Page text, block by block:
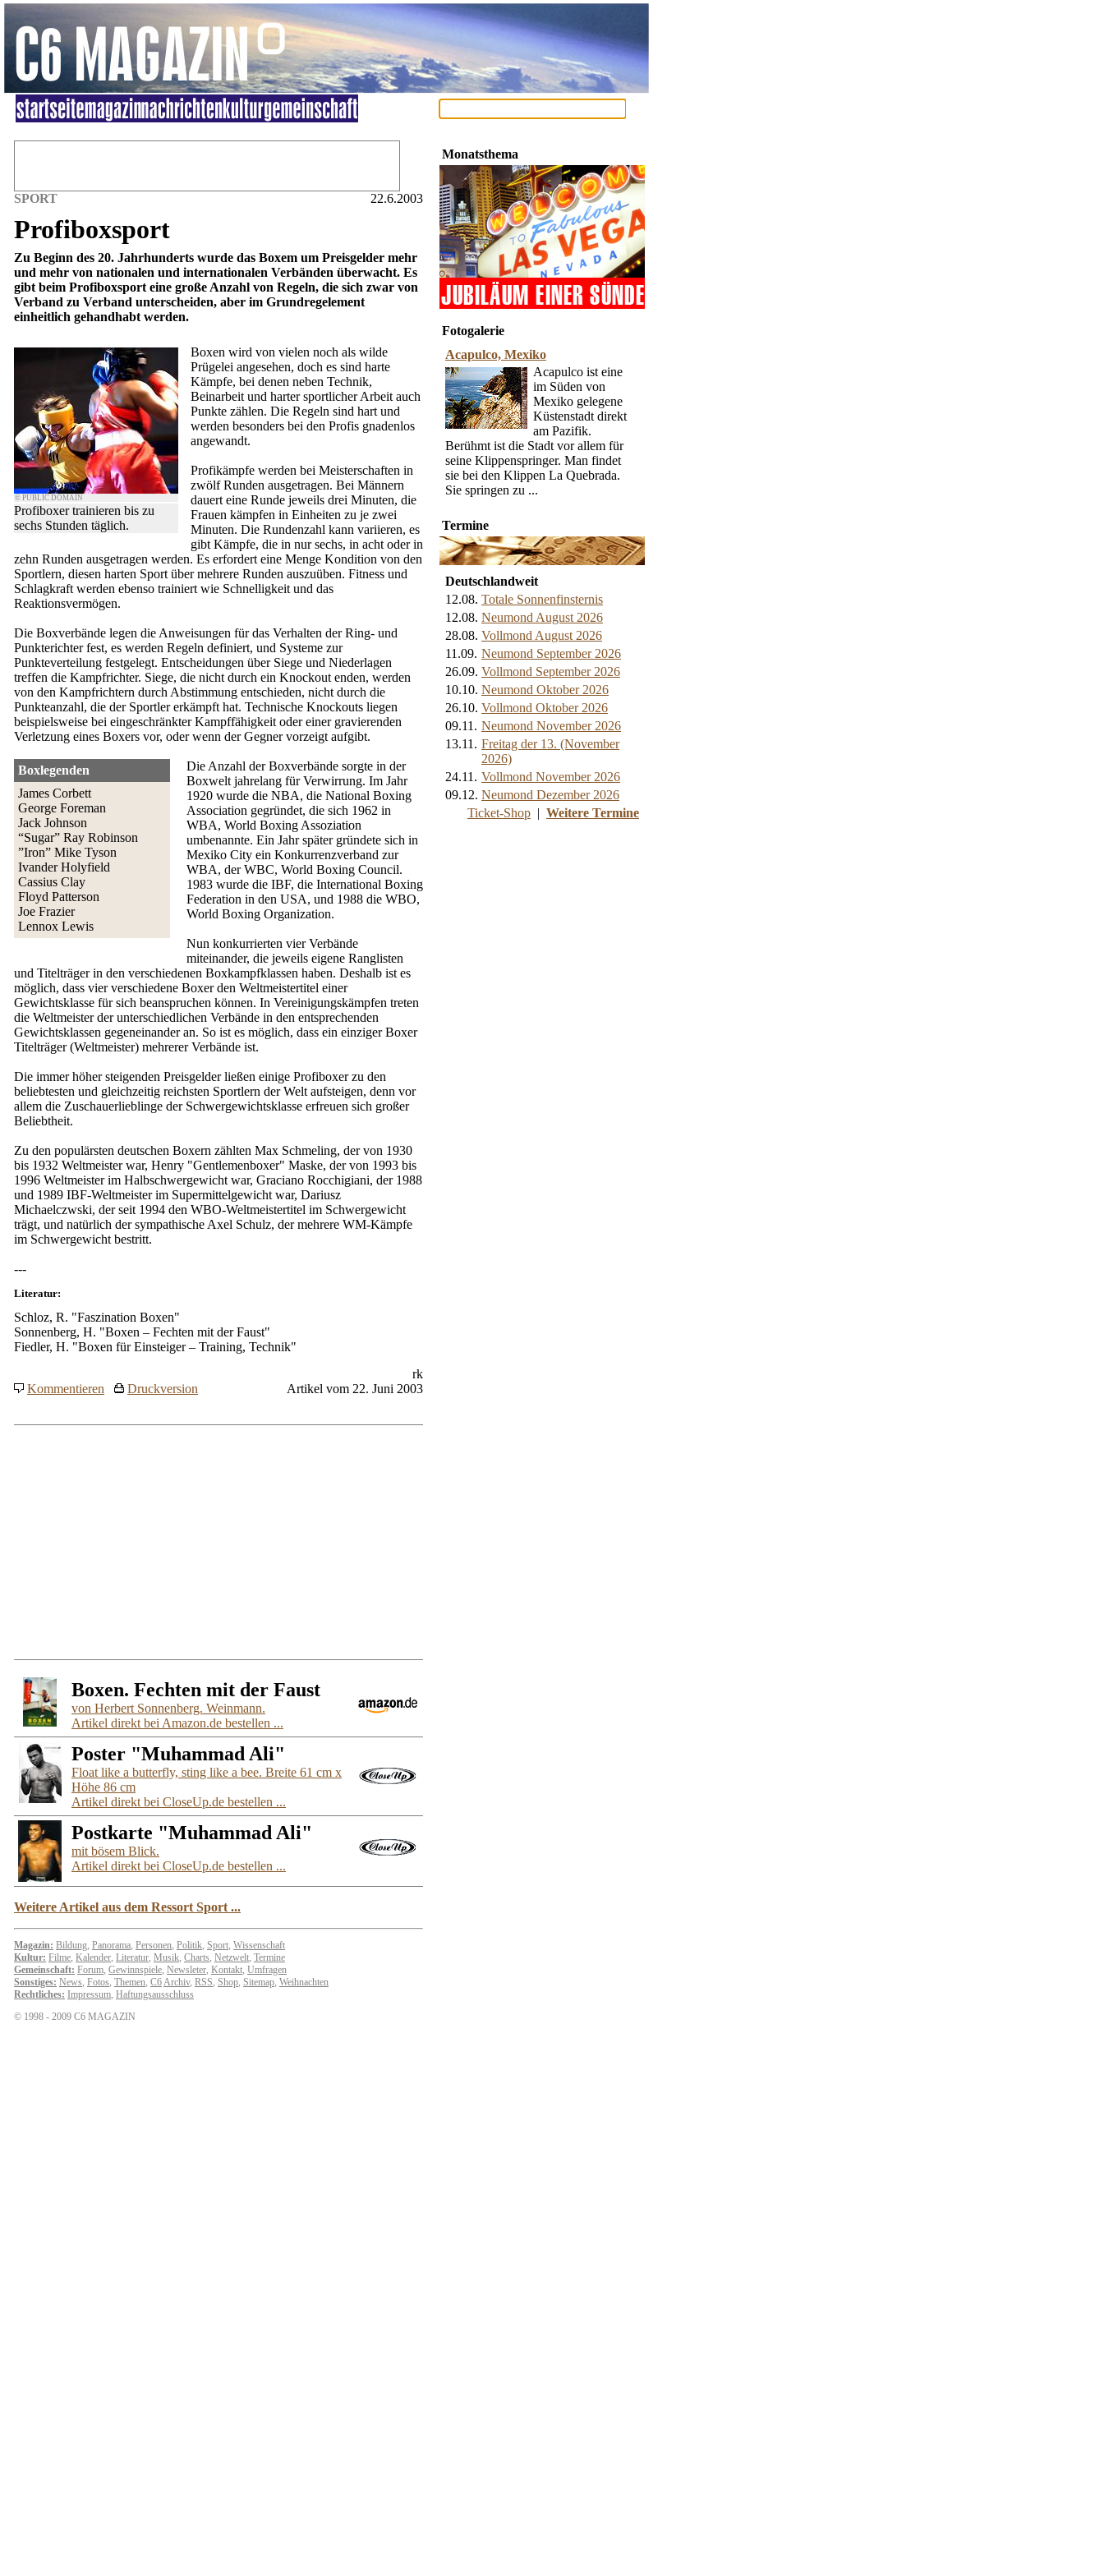
SPORT 22.6.2003
Profiboxsport
Zu Beginn des 20. Jahrhunderts wurde das Boxem um Preisgelder mehr
und mehr von nationalen und internationalen Verbänden überwacht. Es
gibt beim Profiboxsport eine große Anzahl von Regeln, die sich zwar von
Verband zu Verband unterscheiden, aber im Grundregelement
einheitlich gehandhabt werden.
© PUBLIC DOMAIN
Profiboxer trainieren bis zu
sechs Stunden täglich.
Boxen wird von vielen noch als wilde
Prügelei angesehen, doch es sind harte
Kämpfe, bei denen neben Technik,
Beinarbeit und harter sportlicher Arbeit auch
Punkte zählen. Die Regeln sind hart und
werden besonders bei den Profis gnadenlos
angewandt.
Profikämpfe werden bei Meisterschaften in
zwölf Runden ausgetragen. Bei Männern
dauert eine Runde jeweils drei Minuten, die
Frauen kämpfen in Einheiten zu je zwei
Minuten. Die Rundenzahl kann variieren, es
gibt Kämpfe, die in nur sechs, in acht oder in
zehn Runden ausgetragen werden. Es erfordert eine Menge Kondition von den
Sportlern, diesen harten Sport über mehrere Runden auszuüben. Fitness und
Schlagkraft werden ebenso trainiert wie Schnelligkeit und das
Reaktionsvermögen.
Die Boxverbände legen die Anweisungen für das Verhalten der Ring- und
Punkterichter fest, es werden Regeln definiert, und Systeme zur
Punkteverteilung festgelegt. Entscheidungen über Siege und Niederlagen
treffen die Kampfrichter. Siege, die nicht durch ein Knockout enden, werden
von den Kampfrichtern durch Abstimmung entschieden, nicht durch die
Punkteanzahl, die der Sportler erkämpft hat. Technische Knockouts liegen
beispielsweise bei eingeschränkter Kampffähigkeit oder einer gravierenden
Verletzung eines Boxers vor, oder wenn der Gegner vorzeigt aufgibt.
Boxlegenden
James Corbett
George Foreman
Jack Johnson
“Sugar” Ray Robinson
”Iron” Mike Tyson
Ivander Holyfield
Cassius Clay
Floyd Patterson
Joe Frazier
Lennox Lewis
Die Anzahl der Boxverbände sorgte in der
Boxwelt jahrelang für Verwirrung. Im Jahr
1920 wurde die NBA, die National Boxing
Association gegründet, die sich 1962 in
WBA, World Boxing Assoziation
umbenannte. Ein Jahr später gründete sich in
Mexiko City ein Konkurrenzverband zur
WBA, der WBC, World Boxing Council.
1983 wurde die IBF, die International Boxing
Federation in den USA, und 1988 die WBO,
World Boxing Organization.
Nun konkurrierten vier Verbände
miteinander, die jeweils eigene Ranglisten
und Titelträger in den verschiedenen Boxkampfklassen haben. Deshalb ist es
möglich, dass vier verschiedene Boxer den Weltmeistertitel einer
Gewichtsklasse für sich beanspruchen können. In Vereinigungskämpfen treten
die Weltmeister der unterschiedlichen Verbände in den entsprechenden
Gewichtsklassen gegeneinander an. So ist es möglich, dass ein einziger Boxer
Titelträger (Weltmeister) mehrerer Verbände ist.
Die immer höher steigenden Preisgelder ließen einige Profiboxer zu den
beliebtesten und gleichzeitig reichsten Sportlern der Welt aufsteigen, denn vor
allem die Zuschauerlieblinge der Schwergewichtsklasse erfreuen sich großer
Beliebtheit.
Zu den populärsten deutschen Boxern zählten Max Schmeling, der von 1930
bis 1932 Weltmeister war, Henry "Gentlemenboxer" Maske, der von 1993 bis
1996 Weltmeister im Halbschwergewicht war, Graciano Rocchigiani, der 1988
und 1989 IBF-Weltmeister im Supermittelgewicht war, Dariusz
Michaelczwski, der seit 1994 den WBO-Weltmeistertitel im Schwergewicht
trägt, und natürlich der sympathische Axel Schulz, der mehrere WM-Kämpfe
im Schwergewicht bestritt.
---
Literatur:
Schloz, R. "Faszination Boxen"
Sonnenberg, H. "Boxen – Fechten mit der Faust"
Fiedler, H. "Boxen für Einsteiger – Training, Technik"
rk
Kommentieren
Druckversion Artikel vom 22. Juni 2003
Boxen. Fechten mit der Faust
von Herbert Sonnenberg. Weinmann.
Artikel direkt bei Amazon.de bestellen ...
Poster "Muhammad Ali"
Float like a butterfly, sting like a bee. Breite 61 cm x
Höhe 86 cm
Artikel direkt bei CloseUp.de bestellen ...
Postkarte "Muhammad Ali"
mit bösem Blick.
Artikel direkt bei CloseUp.de bestellen ...
Weitere Artikel aus dem Ressort Sport ...
Magazin: Bildung, Panorama, Personen, Politik, Sport, Wissenschaft
Kultur: Filme, Kalender, Literatur, Musik, Charts, Netzwelt, Termine
Gemeinschaft: Forum, Gewinnspiele, Newsleter, Kontakt, Umfragen
Sonstiges: News, Fotos, Themen, C6Archiv, RSS, Shop, Sitemap, Weihnachten
Rechtliches: Impressum, Haftungsausschluss
© 1998 - 2009 C6 MAGAZIN
Monatsthema
Fotogalerie
Acapulco, Mexiko
Acapulco ist eine
im Süden von
Mexiko gelegene
Küstenstadt direkt
am Pazifik.
Berühmt ist die Stadt vor allem für
seine Klippenspringer. Man findet
sie bei den Klippen La Quebrada.
Sie springen zu ...
Termine
Deutschlandweit
12.08. Totale Sonnenfinsternis
12.08. Neumond August 2026
28.08. Vollmond August 2026
11.09. Neumond September 2026
26.09. Vollmond September 2026
10.10. Neumond Oktober 2026
26.10. Vollmond Oktober 2026
09.11. Neumond November 2026
13.11. Freitag der 13. (November
2026)
24.11. Vollmond November 2026
09.12. Neumond Dezember 2026
Ticket-Shop | Weitere Termine